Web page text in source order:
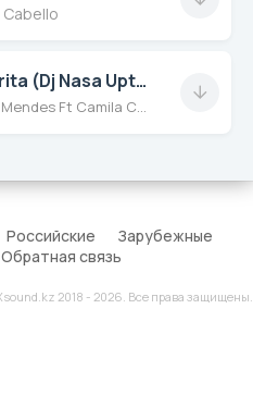
Cabello
Senorita (Dj Nasa Uptempo Mix) Intro - Clean
Shawn Mendes Ft Camila Cabello
Российские
Зарубежные
Обратная связь
2018 - 2026. Все права защищены.